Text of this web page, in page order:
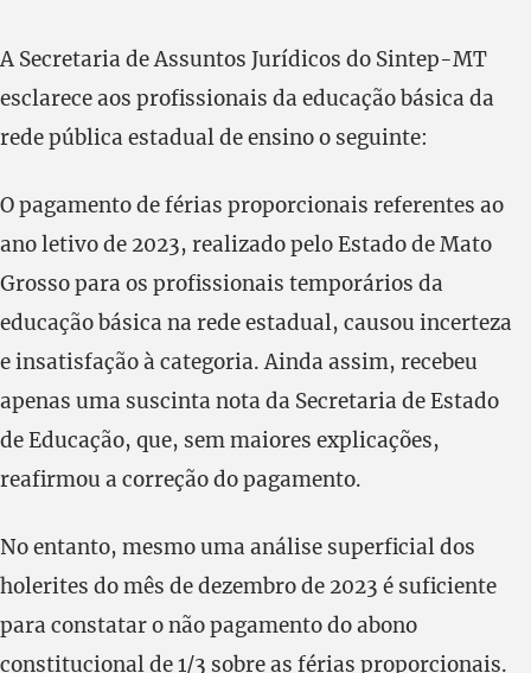
A Secretaria de Assuntos Jurídicos do Sintep-MT
esclarece aos profissionais da educação básica da
rede pública estadual de ensino o seguinte:
O pagamento de férias proporcionais referentes ao
ano letivo de 2023, realizado pelo Estado de Mato
Grosso para os profissionais temporários da
educação básica na rede estadual, causou incerteza
e insatisfação à categoria. Ainda assim, recebeu
apenas uma suscinta nota da Secretaria de Estado
de Educação, que, sem maiores explicações,
reafirmou a correção do pagamento.
No entanto, mesmo uma análise superficial dos
holerites do mês de dezembro de 2023 é suficiente
para constatar o não pagamento do abono
constitucional de 1/3 sobre as férias proporcionais.